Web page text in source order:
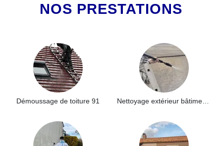
NOS PRESTATIONS
Démoussage de toiture 91